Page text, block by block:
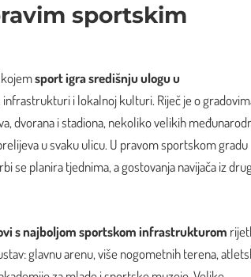
sportskim
sport igra središnju ulogu u
infrastrukturi i lokalnoj kulturi. Riječ je o
dvorana i stadiona, nekoliko velikih
u svaku ulicu. U pravom sportskom gradu
se planira tjednima, a gostovanja navijača iz
s najboljom sportskom infrastrukturom
glavnu arenu, više nogometnih terena,